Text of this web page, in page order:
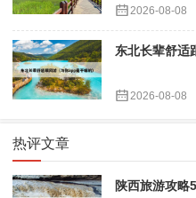
2026-08-08
东北长辈舒适
2026-08-08
热评文章
陕西旅游攻略